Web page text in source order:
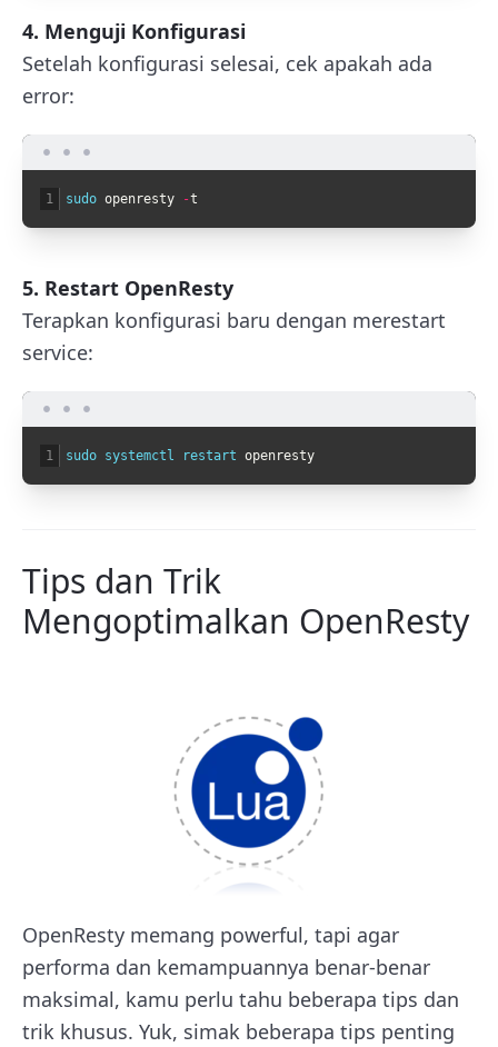
4. Menguji Konfigurasi
Setelah konfigurasi selesai, cek apakah ada
error:
1 sudo openresty -t
5. Restart OpenResty
Terapkan konfigurasi baru dengan merestart
service:
1 sudo systemctl restart openresty
Tips dan Trik
Mengoptimalkan OpenResty
OpenResty memang powerful, tapi agar
performa dan kemampuannya benar-benar
maksimal, kamu perlu tahu beberapa tips dan
trik khusus. Yuk, simak beberapa tips penting